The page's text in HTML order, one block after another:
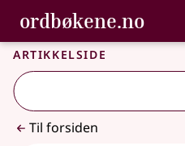
Gå til hovedinnhold
Tilgjengelighet
ordbøkene.no,
Bokmålsordboka og Nynorskordboka
Artikkelside
Til forsiden